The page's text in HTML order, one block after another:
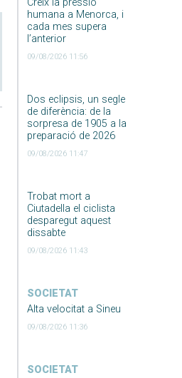
humana a Menorca, i
cada mes supera
l’anterior
09/08/2026 11:56
Dos eclipsis, un segle
de diferència: de la
sorpresa de 1905 a la
preparació de 2026
09/08/2026 11:47
Trobat mort a
Ciutadella el ciclista
desparegut aquest
dissabte
09/08/2026 11:43
SOCIETAT
Alta velocitat a Sineu
09/08/2026 11:36
SOCIETAT